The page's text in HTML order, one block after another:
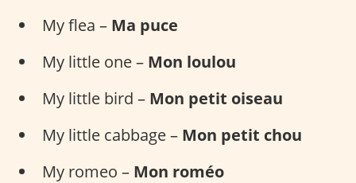
My flea – Ma puce
My little one – Mon loulou
My little bird – Mon petit oiseau
My little cabbage – Mon petit chou
My romeo – Mon roméo